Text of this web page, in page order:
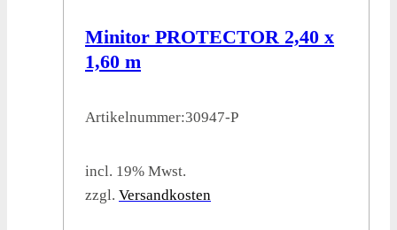
Minitor PROTECTOR 2,40 x
1,60 m
Artikelnummer:30947-P
incl. 19% Mwst.
zzgl. Versandkosten